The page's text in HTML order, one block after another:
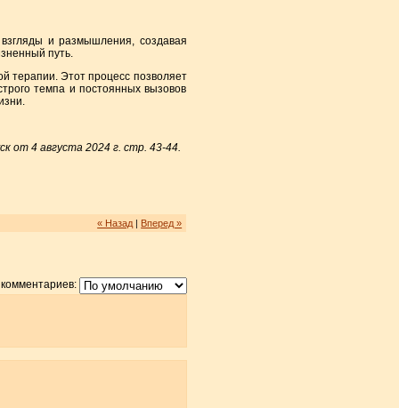
и размышления, создавая
путь.
терапии. Этот процесс позволяет
темпа и постоянных вызовов
от 4 августа 2024 г. стр. 43-44.
« Назад | Вперед »